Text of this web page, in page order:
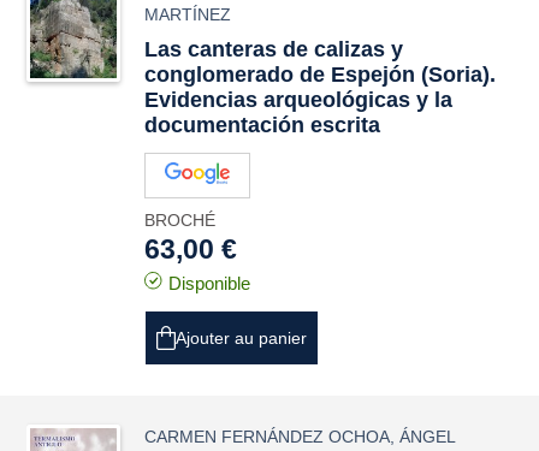
MARTÍNEZ
Las canteras de calizas y
conglomerado de Espejón (Soria).
Evidencias arqueológicas y la
documentación escrita
BROCHÉ
63,00 €
Disponible
Ajouter au panier
CARMEN FERNÁNDEZ OCHOA ,ÁNGEL